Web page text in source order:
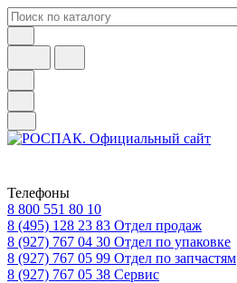
Телефоны
8 800 551 80 10
8 (495) 128 23 83 Отдел продаж
8 (927) 767 04 30 Отдел по упаковке
8 (927) 767 05 99 Отдел по запчастям
8 (927) 767 05 38 Сервис